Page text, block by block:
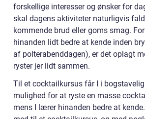
forskellige interesser og ønsker for
skal dagens aktiviteter naturligvis
kommende brud eller goms smag.
hinanden lidt bedre at kende inden
af polterabenddagen), er det oplagt
ryster jer lidt sammen.
Til et cocktailkursus får I i
mulighed for at ryste en masse
mens I lærer hinanden bedre at